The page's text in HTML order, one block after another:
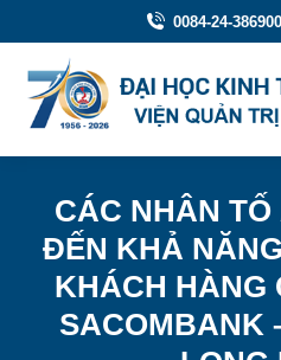
0084-24-
CÁC NHÂN
ĐẾN KHẢ
KHÁCH HÀNG
SACOMBANK